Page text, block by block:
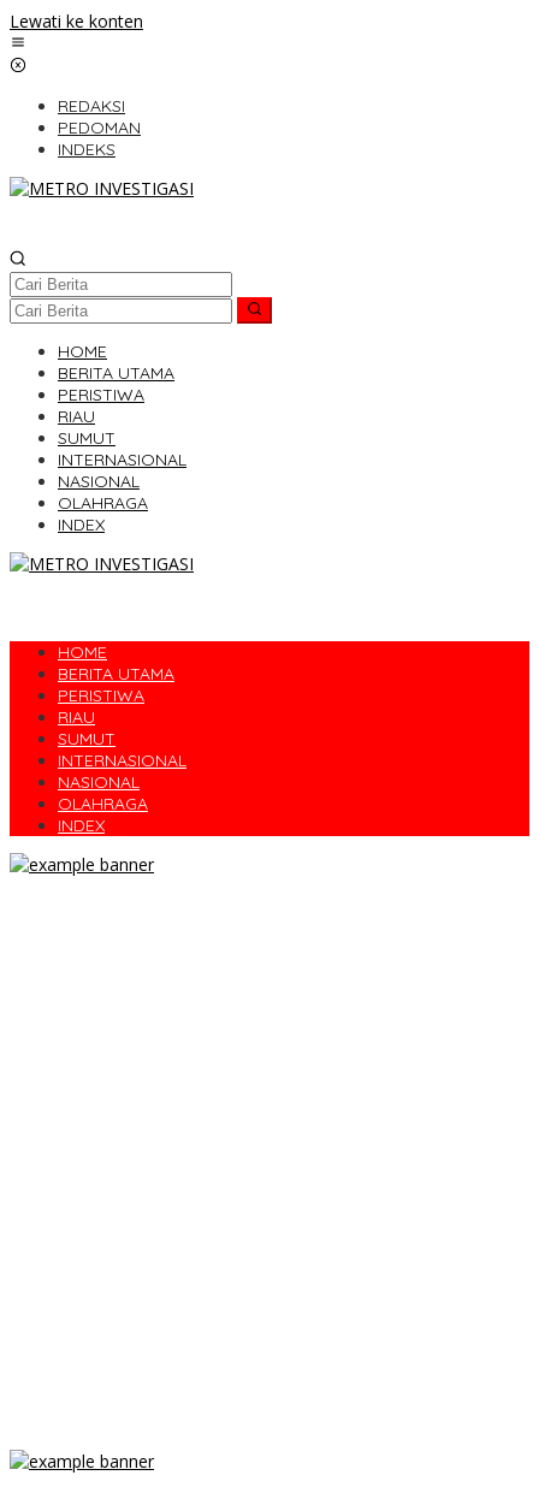
Lewati ke konten
REDAKSI
PEDOMAN
INDEKS
HOME
BERITA UTAMA
PERISTIWA
RIAU
SUMUT
INTERNASIONAL
NASIONAL
OLAHRAGA
INDEX
HOME
BERITA UTAMA
PERISTIWA
RIAU
SUMUT
INTERNASIONAL
NASIONAL
OLAHRAGA
INDEX